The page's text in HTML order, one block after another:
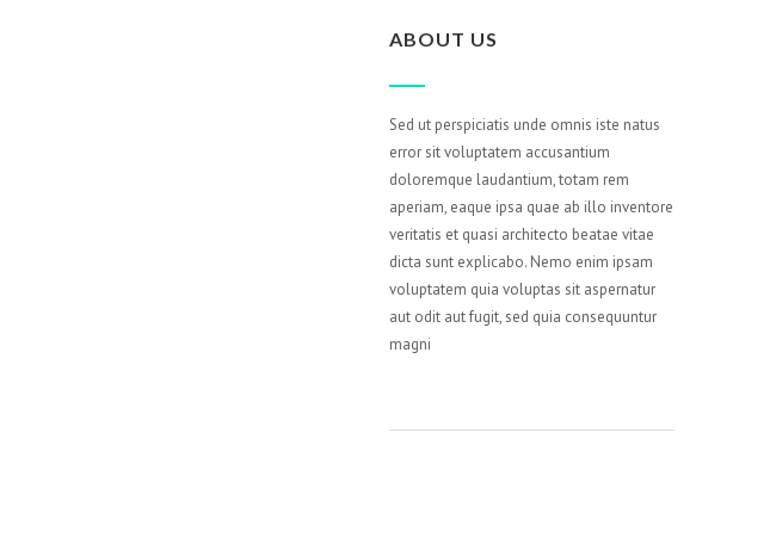
ABOUT US
Sed ut perspiciatis unde omnis iste natus
error sit voluptatem accusantium
doloremque laudantium, totam rem
aperiam, eaque ipsa quae ab illo inventore
veritatis et quasi architecto beatae vitae
dicta sunt explicabo. Nemo enim ipsam
voluptatem quia voluptas sit aspernatur
aut odit aut fugit, sed quia consequuntur
magni